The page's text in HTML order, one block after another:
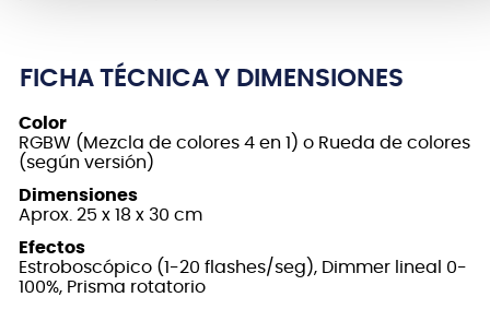
FICHA TÉCNICA Y DIMENSIONES
Color
RGBW (Mezcla de colores 4 en 1) o Rueda de colores
(según versión)
Dimensiones
Aprox. 25 x 18 x 30 cm
Efectos
Estroboscópico (1-20 flashes/seg), Dimmer lineal 0-
100%, Prisma rotatorio